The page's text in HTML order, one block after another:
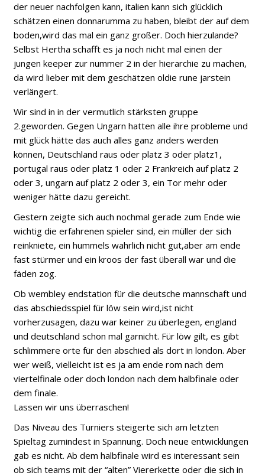
der neuer nachfolgen kann, italien kann sich glücklich
schätzen einen donnarumma zu haben, bleibt der auf dem
boden,wird das mal ein ganz großer. Doch hierzulande?
Selbst Hertha schafft es ja noch nicht mal einen der
jungen keeper zur nummer 2 in der hierarchie zu machen,
da wird lieber mit dem geschätzen oldie rune jarstein
verlängert.
Wir sind in in der vermutlich stärksten gruppe
2.geworden. Gegen Ungarn hatten alle ihre probleme und
mit glück hätte das auch alles ganz anders werden
können, Deutschland raus oder platz 3 oder platz1,
portugal raus oder platz 1 oder 2 Frankreich auf platz 2
oder 3, ungarn auf platz 2 oder 3, ein Tor mehr oder
weniger hätte dazu gereicht.
Gestern zeigte sich auch nochmal gerade zum Ende wie
wichtig die erfahrenen spieler sind, ein müller der sich
reinkniete, ein hummels wahrlich nicht gut,aber am ende
fast stürmer und ein kroos der fast überall war und die
fäden zog.
Ob wembley endstation für die deutsche mannschaft und
das abschiedsspiel für löw sein wird,ist nicht
vorherzusagen, dazu war keiner zu überlegen, england
und deutschland schon mal garnicht. Für löw gilt, es gibt
schlimmere orte für den abschied als dort in london. Aber
wer weiß, vielleicht ist es ja am ende rom nach dem
viertelfinale oder doch london nach dem halbfinale oder
dem finale.
Lassen wir uns überraschen!
Das Niveau des Turniers steigerte sich am letzten
Spieltag zumindest in Spannung. Doch neue entwicklungen
gab es nicht. Ab dem halbfinale wird es interessant sein
ob sich teams mit der “alten” Viererkette oder die sich in